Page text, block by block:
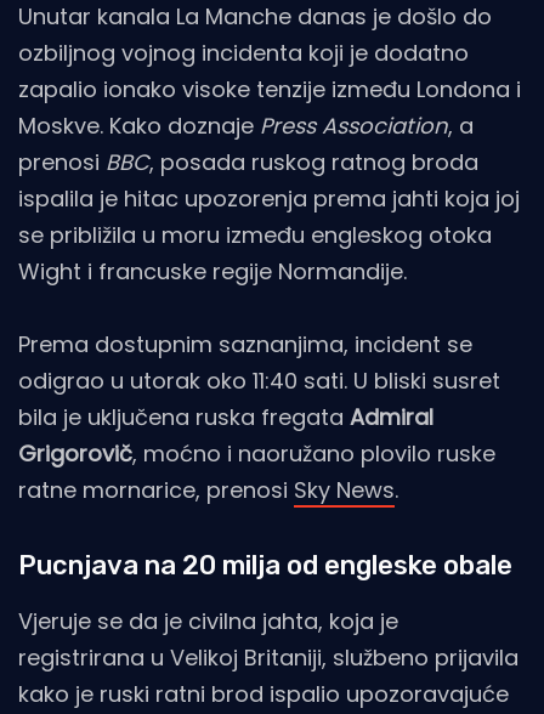
Unutar kanala La Manche danas je došlo do
ozbiljnog vojnog incidenta koji je dodatno
zapalio ionako visoke tenzije između Londona i
Moskve. Kako doznaje Press Association, a
prenosi BBC, posada ruskog ratnog broda
ispalila je hitac upozorenja prema jahti koja joj
se približila u moru između engleskog otoka
Wight i francuske regije Normandije.
Prema dostupnim saznanjima, incident se
odigrao u utorak oko 11:40 sati. U bliski susret
bila je uključena ruska fregata Admiral
Grigorovič, moćno i naoružano plovilo ruske
ratne mornarice, prenosi Sky News.
Pucnjava na 20 milja od engleske obale
Vjeruje se da je civilna jahta, koja je
registrirana u Velikoj Britaniji, službeno prijavila
kako je ruski ratni brod ispalio upozoravajuće